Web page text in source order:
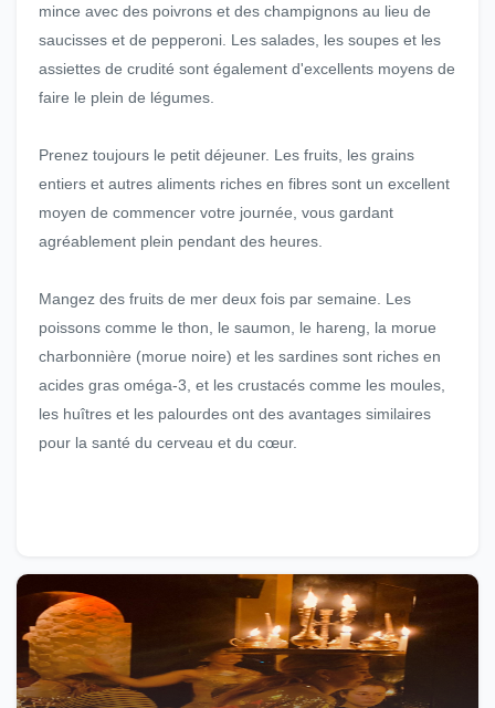
mince avec des poivrons et des champignons au lieu de
saucisses et de pepperoni. Les salades, les soupes et les
assiettes de crudité sont également d'excellents moyens de
faire le plein de légumes.
Prenez toujours le petit déjeuner. Les fruits, les grains
entiers et autres aliments riches en fibres sont un excellent
moyen de commencer votre journée, vous gardant
agréablement plein pendant des heures.
Mangez des fruits de mer deux fois par semaine. Les
poissons comme le thon, le saumon, le hareng, la morue
charbonnière (morue noire) et les sardines sont riches en
acides gras oméga-3, et les crustacés comme les moules,
les huîtres et les palourdes ont des avantages similaires
pour la santé du cerveau et du cœur.